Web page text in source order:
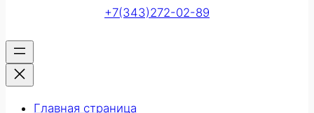
+7(343)272-02-89
Главная страница